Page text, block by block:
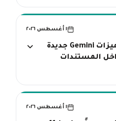
١ أغسطس ٢٠٢٦
🖼️ Google Docs يطرح ميزات Gemini جديدة
المستندات
١ أغسطس ٢٠٢٦